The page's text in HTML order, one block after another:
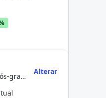
Especialização (pós-graduação)
Alterar